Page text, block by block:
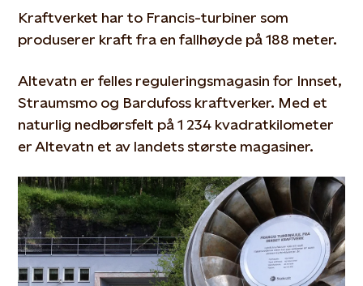
Kraftverket har to Francis-turbiner som
produserer kraft fra en fallhøyde på 188 meter.
Altevatn er felles reguleringsmagasin for Innset,
Straumsmo og Bardufoss kraftverker. Med et
naturlig nedbørsfelt på 1 234 kvadratkilometer
er Altevatn et av landets største magasiner.